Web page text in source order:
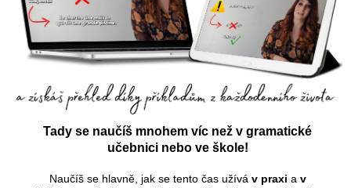
Tady se naučíš mnohem víc než v gramatické
učebnici nebo ve škole!
Naučíš se hlavně, jak se tento čas užívá v praxi a v